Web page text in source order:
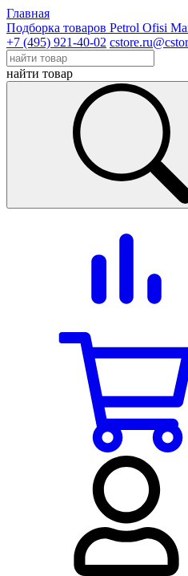
Главная
Подборка товаров Petrol Ofisi
+7 (495) 921-40-02
найти товар